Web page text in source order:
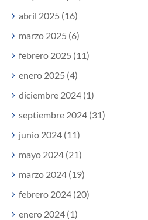
abril 2025 (16)
marzo 2025 (6)
febrero 2025 (11)
enero 2025 (4)
diciembre 2024 (1)
septiembre 2024 (31)
junio 2024 (11)
mayo 2024 (21)
marzo 2024 (19)
febrero 2024 (20)
enero 2024 (1)